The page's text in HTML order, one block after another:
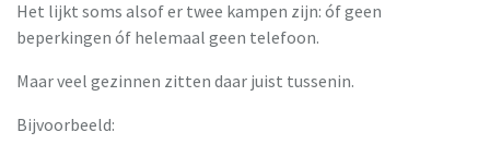
Het lijkt soms alsof er twee kampen zijn: óf geen
beperkingen óf helemaal geen telefoon.
Maar veel gezinnen zitten daar juist tussenin.
Bijvoorbeeld: